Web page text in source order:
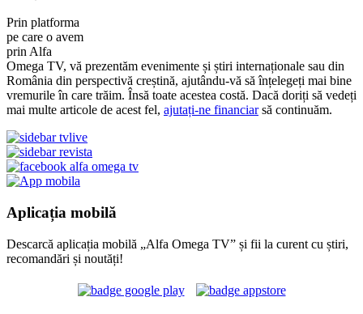
Prin platforma
pe care o avem
prin Alfa
Omega TV, vă prezentăm evenimente și știri internaționale sau din
România din perspectivă creștină, ajutându-vă să înțelegeți mai bine
vremurile în care trăim. Însă toate acestea costă. Dacă doriți să vedeți
mai multe articole de acest fel, ajutați-ne financiarsă continuăm.
Aplicația mobilă
Descarcă aplicația mobilă „Alfa Omega TV” și fii la curent cu știri,
recomandări și noutăți!